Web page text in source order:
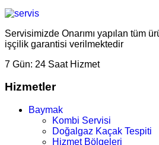
Servisimizde Onarımı yapılan tüm
işçilik garantisi verilmektedir
7 Gün: 24 Saat Hizmet
Hizmetler
Baymak
Kombi Servisi
Doğalgaz Kaçak Tespiti
Hizmet Bölgeleri